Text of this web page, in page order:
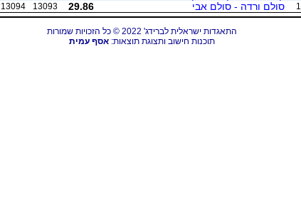
סולם ורדה - סולם אבי 29.86
13093
13094
התאגדות ישראלית לברידג' 2022 © כל הזכויות שמורות
תוכנות חישוב ותצוגת תוצאות:אסף עמית